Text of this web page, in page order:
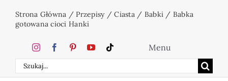
zawartości
Strona Główna /Przepisy/Ciasta/ Babki / Babka
gotowana cioci Hanki
Szukaj
Menu
Home